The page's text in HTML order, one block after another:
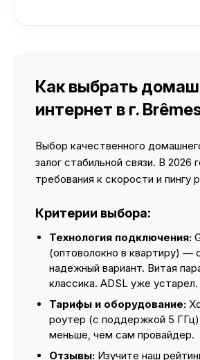
Как выбрать
интернет в г.
Выбор качественного
залог стабильной связи. В 2026
требования к скорости и пингу
Критерии выбора:
Технология подключения:
(оптоволокно в квартиру) —
надежный вариант. Витая
классика. ADSL уже устарел.
Тарифы и оборудование:
роутер (с поддержкой 5
меньше, чем сам провайдер.
Отзывы: Изучите наш